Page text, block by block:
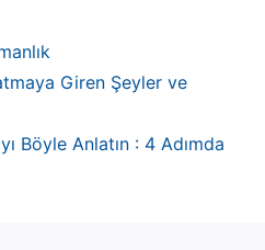
Giren Şeyler ve
Böyle Anlatın : 4 Adımda